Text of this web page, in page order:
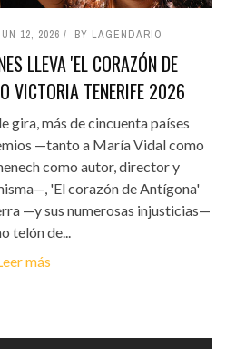
12, 2026 BY LAGENDARIO
LLEVA 'EL CORAZÓN DE
VICTORIA TENERIFE 2026
gira, más de cincuenta países
—tanto a María Vidal como
como autor, director y
'El corazón de Antígona'
—y sus numerosas injusticias—
telón de...
más